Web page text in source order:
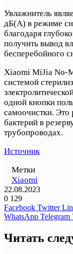
Увлажнитель
дБ(A) в режиме
благодаря
получить вывод
бесперебойного
Xiaomi MiJia No-
системой
одной кнопки
самоочистки.
бактерий в
трубопроводах.
Источник
Метки
Xiaomi
22.08.2023
0 129
Facebook Twitter
WhatsApp Telegram
Читать